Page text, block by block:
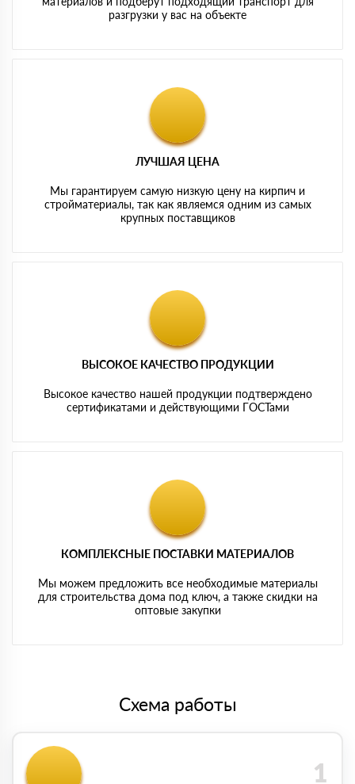
разгрузки у вас на объекте
ЛУЧШАЯ ЦЕНА
Мы гарантируем самую низкую цену на кирпич и
стройматериалы, так как являемся одним из самых
крупных поставщиков
ВЫСОКОЕ КАЧЕСТВО ПРОДУКЦИИ
Высокое качество нашей продукции подтверждено
сертификатами и действующими ГОСТами
КОМПЛЕКСНЫЕ ПОСТАВКИ МАТЕРИАЛОВ
Мы можем предложить все необходимые материалы
для строительства дома под ключ, а также скидки на
оптовые закупки
Схема работы